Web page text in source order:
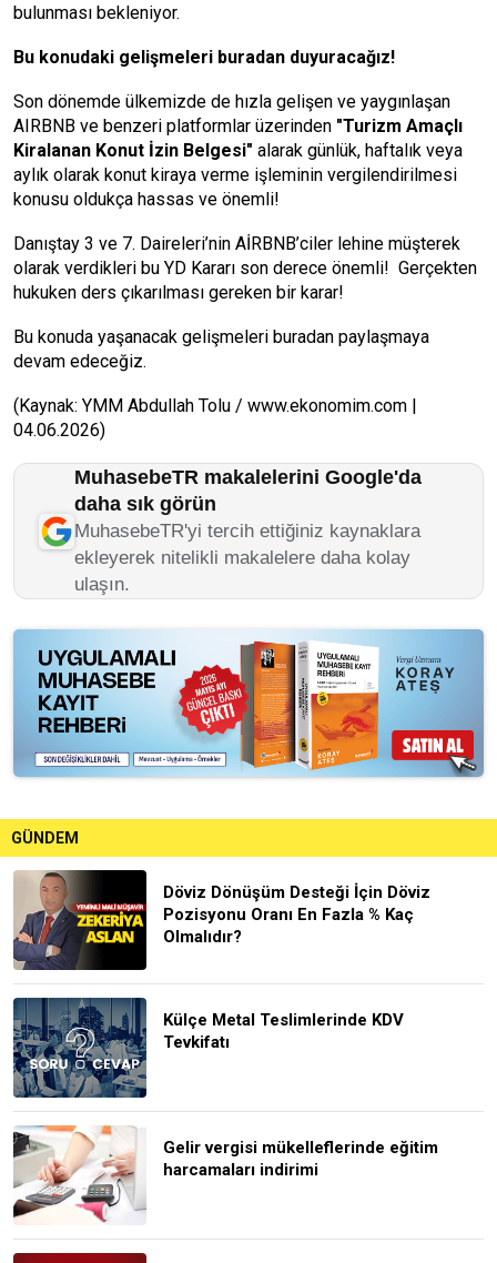
bulunması bekleniyor.
Bu konudaki gelişmeleri buradan duyuracağız!
Son dönemde ülkemizde de hızla gelişen ve yaygınlaşan
AIRBNB ve benzeri platformlar üzerinden "Turizm Amaçlı
Kiralanan Konut İzin Belgesi" alarak günlük, haftalık veya
aylık olarak konut kiraya verme işleminin vergilendirilmesi
konusu oldukça hassas ve önemli!
Danıştay 3 ve 7. Daireleri’nin AİRBNB’ciler lehine müşterek
olarak verdikleri bu YD Kararı son derece önemli! Gerçekten
hukuken ders çıkarılması gereken bir karar!
Bu konuda yaşanacak gelişmeleri buradan paylaşmaya
devam edeceğiz.
(Kaynak: YMM Abdullah Tolu / www.ekonomim.com |
04.06.2026)
MuhasebeTR makalelerini Google'da
daha sık görün
MuhasebeTR'yi tercih ettiğiniz kaynaklara
ekleyerek nitelikli makalelere daha kolay
ulaşın.
GÜNDEM
Döviz Dönüşüm Desteği İçin Döviz
Pozisyonu Oranı En Fazla % Kaç
Olmalıdır?
Külçe Metal Teslimlerinde KDV
Tevkifatı
Gelir vergisi mükelleflerinde eğitim
harcamaları indirimi